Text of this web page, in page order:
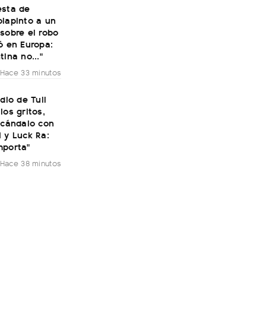
de
a un
el robo
en Europa:
no..."
Hace 33 minutos
de Tuli
gritos,
con
Luck Ra:
Hace 38 minutos